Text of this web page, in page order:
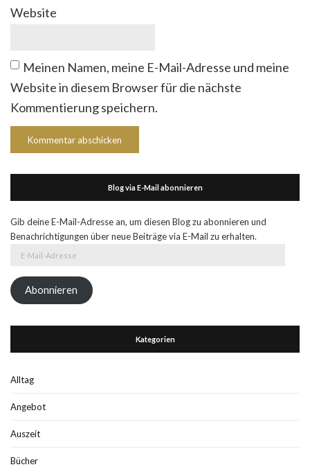
Website
Meinen Namen, meine E-Mail-Adresse und meine
Website in diesem Browser für die nächste
Kommentierung speichern.
Blog via E-Mail abonnieren
Gib deine E-Mail-Adresse an, um diesen Blog zu abonnieren und
Benachrichtigungen über neue Beiträge via E-Mail zu erhalten.
Adresse
Abonnieren
Kategorien
Alltag
Angebot
Auszeit
Bücher